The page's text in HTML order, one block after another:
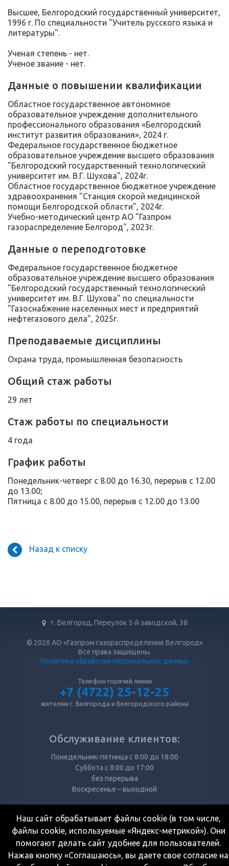
Высшее, Белгородский государственный университет,
1996 г. По специальности "Учитель русского языка и
литературы".
Ученая степень - нет.
Ученое звание - нет.
Данные о повышении квалификации
Областное государственное автономное
образовательное учреждение дополнительного
профессионального образования «Белгородский
институт развития образования», 2024 г.
Федеральное государственное бюджетное
образовательное учреждение высшего образования
"Белгородский государственный технологический
университет им. В.Г. Шухова", 2024г.
Областное государственное бюджетное учреждение
здравоохранения "Станция скорой медицинской
помощи Белгородской области", 2024г.
Учебно-методический центр АО "Газпром
газораспределение Белгород", 2023г.
Данные о переподготовке
Федеральное государственное бюджетное
образовательное учреждение высшего образования
"Белгородский государственный технологический
университет им. В.Г. Шухова" по специальности
"Газоснабжение населенных мест и предприятий
нефтегазового дела", 2025г.
Преподаваемые дисциплины
Охрана труда, промышленная безопасность
Общий стаж работы
29 лет
Стаж работы по специальности
4 года
График работы
Понедельник-четверг с 8.00 до 16.30, перерыв с 12.00
до 13.00;
Пятница с 8.00 до 15.00, перерыв с 12.00 до 13.00
Назад к списку
г. Белгород, Переулок 5-й заводской, 38
© 2026 АО «Газпром газораспределение Белгород»
Все права защищены.
Политика обработки персональных данных
Телефон горячей линии
+7 (4722) 25-12-25
жителям г. Белгорода и Белгородского района
Обслуживание клиентов:
Понедельник-пятница с 8:00 до 18:00
Суббота с 8:00 до 17:00
без перерыва
Воскресенье – выходной
Режим работы кассы:
Понедельник-суббота с 8:00 до 17:00
перерыв с 12:00 до 13:00
Воскресенье – выходной
Наш сайт обрабатывает файлы cookie (в том числе,
файлы cookie, используемые «Яндекс-метрикой»). Они
помогают делать сайт удобнее для пользователей.
Нажав кнопку «Соглашаюсь», вы даете свое согласие на